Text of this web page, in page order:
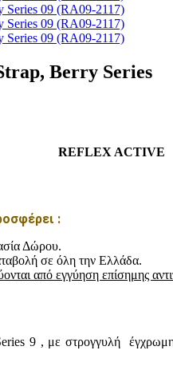
Berry Series
REFLEX ACTIVE
:
Δώρου.
σε όλη την Ελλάδα.
από εγγύηση επίσημης
9 , με στρογγυλή